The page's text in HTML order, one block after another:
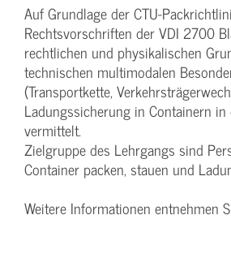
Auf Grundlage der CTU-
Rechtsvorschriften der VDI 2700
rechtlichen und physikalischen
technischen multimodalen
(Transportkette,
Ladungssicherung in Containern
vermittelt.
Zielgruppe des Lehrgangs sind
Container packen, stauen und
Weitere Informationen entnehmen